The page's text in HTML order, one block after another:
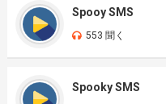
Spooy SMS
553 聞く
Spooky SMS